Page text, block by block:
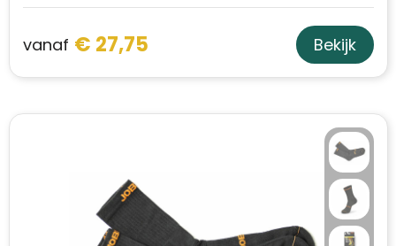
vanaf € 27,75 Bekijk